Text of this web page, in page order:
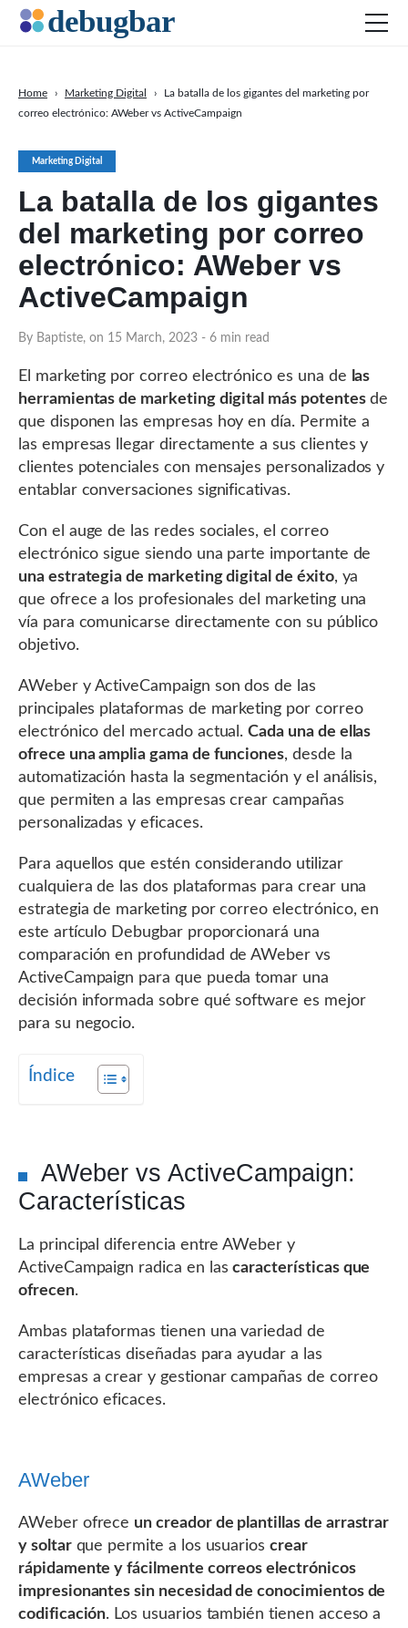
Marketing Digital
La batalla de los gigantes
del marketing por correo
electrónico: AWeber vs
ActiveCampaign
By Baptiste, on 15 March, 2023 - 6 min read
Home › Marketing Digital ›
La batalla de los gigantes del marketing por
correo electrónico: AWeber vs ActiveCampaign
El marketing por correo electrónico es una de las
herramientas de marketing digital más potentesde
que disponen las empresas hoy en día. Permite a
las empresas llegar directamente a sus clientes y
clientes potenciales con mensajes personalizados y
entablar conversaciones significativas.
Con el auge de las redes sociales, el correo
electrónico sigue siendo una parte importante de
una estrategia de marketing digital de éxito, ya
que ofrece a los profesionales del marketing una
vía para comunicarse directamente con su público
objetivo.
AWeber y ActiveCampaign son dos de las
principales plataformas de marketing por correo
electrónico del mercado actual.Cada una de ellas
ofrece una amplia gama de funciones, desde la
automatización hasta la segmentación y el análisis,
que permiten a las empresas crear campañas
personalizadas y eficaces.
Para aquellos que estén considerando utilizar
cualquiera de las dos plataformas para crear una
estrategia de marketing por correo electrónico, en
este artículo Debugbar proporcionará una
comparación en profundidad de AWeber vs
ActiveCampaign para que pueda tomar una
decisión informada sobre qué software es mejor
para su negocio.
Índice
AWeber vs ActiveCampaign:
Características
La principal diferencia entre AWeber y
ActiveCampaign radica en lascaracterísticas que
ofrecen.
Ambas plataformas tienen una variedad de
características diseñadas para ayudar a las
empresas a crear y gestionar campañas de correo
electrónico eficaces.
AWeber
AWeber ofrece un creador de plantillas de arrastrar
y soltarque permite a los usuarioscrear
rápidamente y fácilmente correos electrónicos
impresionantes sin necesidad de conocimientos de
codificación. Los usuarios también tienen acceso a
Productividad
SEO
Redes Sociales
DOWNLOAD DEBUGBAR